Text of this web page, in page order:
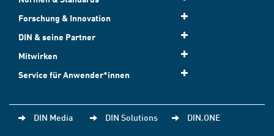
Forschung & Innovation
DIN & seine Partner
Mitwirken
Service für Anwender*innen
DIN Media DIN Solutions DIN.ONE